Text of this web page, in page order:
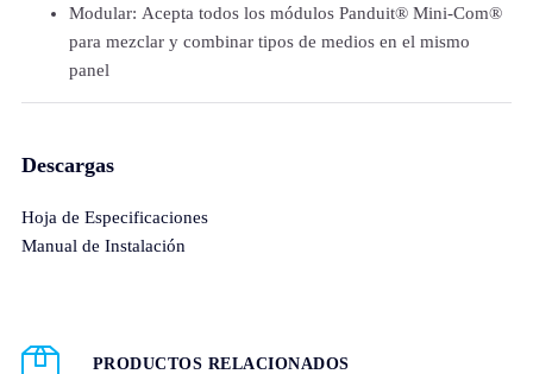
Modular: Acepta todos los módulos Panduit® Mini-Com®
para mezclar y combinar tipos de medios en el mismo
panel
Descargas
Hoja de Especificaciones
Manual de Instalación
PRODUCTOS RELACIONADOS